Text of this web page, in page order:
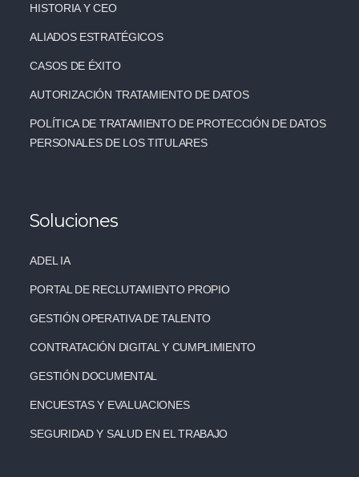
HISTORIA Y CEO
ALIADOS ESTRATÉGICOS
CASOS DE ÉXITO
AUTORIZACIÓN TRATAMIENTO DE DATOS
POLÍTICA DE TRATAMIENTO DE PROTECCIÓN DE DATOS
PERSONALES DE LOS TITULARES
Soluciones
ADEL IA
PORTAL DE RECLUTAMIENTO PROPIO
GESTIÓN OPERATIVA DE TALENTO
CONTRATACIÓN DIGITAL Y CUMPLIMIENTO
GESTIÓN DOCUMENTAL
ENCUESTAS Y EVALUACIONES
SEGURIDAD Y SALUD EN EL TRABAJO